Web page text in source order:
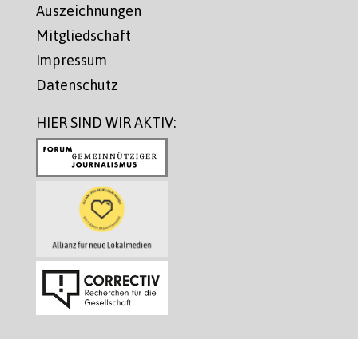
Auszeichnungen
Mitgliedschaft
Impressum
Datenschutz
HIER SIND WIR AKTIV: